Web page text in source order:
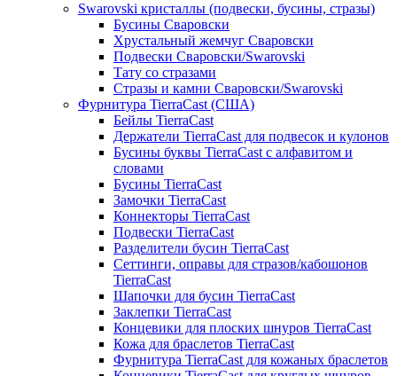
Swarovski кристаллы (подвески, бусины, стразы)
Бусины Сваровски
Хрустальный жемчуг Сваровски
Подвески Сваровски/Swarovski
Тату со стразами
Стразы и камни Сваровски/Swarovski
Фурнитура TierraCast (США)
Бейлы TierraCast
Держатели TierraCast для подвесок и кулонов
Бусины буквы TierraCast с алфавитом и
словами
Бусины TierraCast
Замочки TierraCast
Коннекторы TierraCast
Подвески TierraCast
Разделители бусин TierraCast
Сеттинги, оправы для стразов/кабошонов
TierraCast
Шапочки для бусин TierraCast
Заклепки TierraCast
Концевики для плоских шнуров TierraCast
Кожа для браслетов TierraCast
Фурнитура TierraCast для кожаных браслетов